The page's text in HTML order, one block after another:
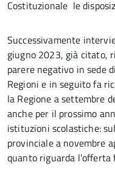
Costituzionale le
Successivamente
giugno 2023, già citato,
parere negativo in sede
Regioni e in seguito fa
la Regione a settembre
anche per il prossimo
istituzioni scolastiche:
provinciale a novembre
quanto riguarda l’offerta